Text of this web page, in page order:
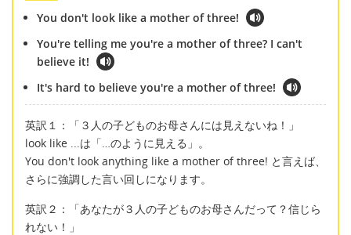
You don't look like a mother of three!
You're telling me you're a mother of three? I can't
believe it!
It's hard to believe you're a mother of three!
英訳１：「３人の子どものお母さんには見えないね！」
look like ...は「…のように見える」。
You don't look anything like a mother of three! と言えば、
さらに強調した言い回しになります。
英訳２：「あなたが３人の子どものお母さんだって？信じら
れない！」